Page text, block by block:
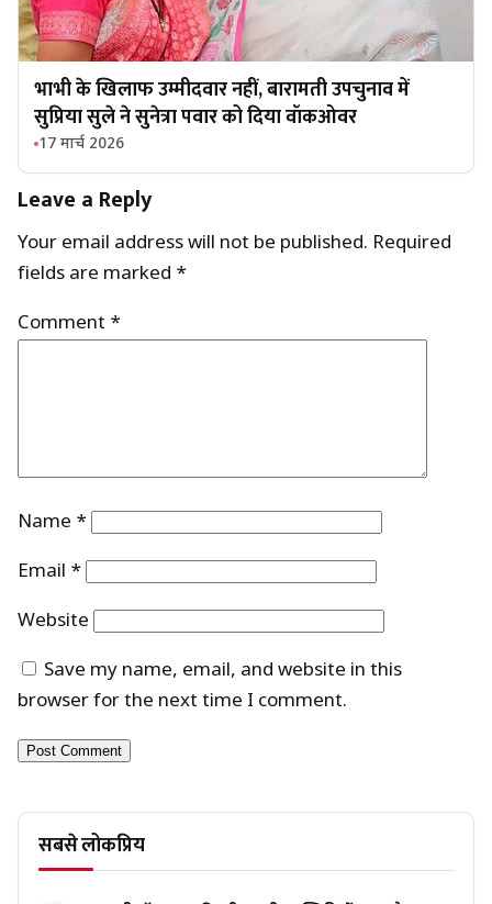
भाभी के खिलाफ उम्मीदवार नहीं, बारामती उपचुनाव में
सुप्रिया सुले ने सुनेत्रा पवार को दिया वॉकओवर
17 मार्च 2026
Leave a Reply
Your email address will not be published. Required
fields are marked *
Comment *
Name *
Email *
Website
Save my name, email, and website in this
browser for the next time I comment.
सबसे लोकप्रिय